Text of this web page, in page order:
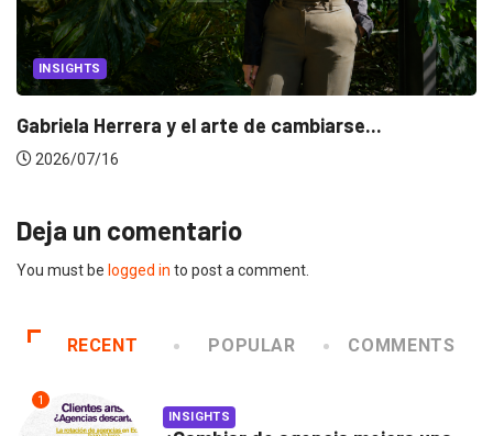
CANNES LIONS 2026
Dos ecuatorianos en el jurado de Cannes...
2026/06/23
Deja un comentario
You must be logged in to post a comment.
RECENT POPULAR COMMENTS
1
INSIGHTS